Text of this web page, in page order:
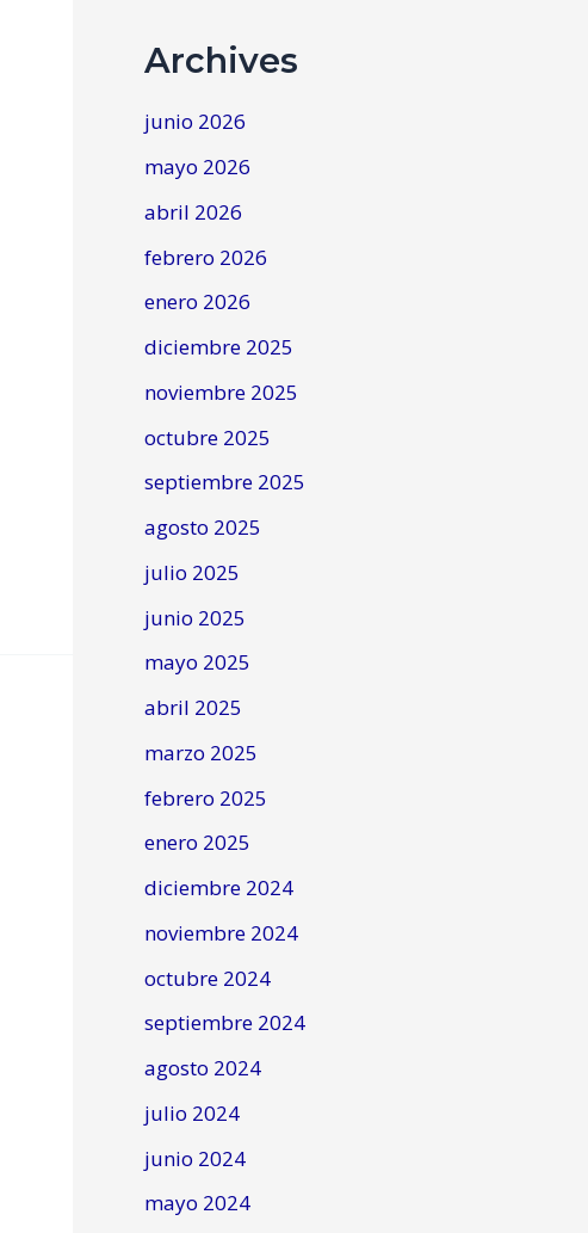
Archives
junio 2026
mayo 2026
abril 2026
febrero 2026
enero 2026
diciembre 2025
noviembre 2025
octubre 2025
septiembre 2025
agosto 2025
julio 2025
junio 2025
mayo 2025
abril 2025
marzo 2025
febrero 2025
enero 2025
diciembre 2024
noviembre 2024
octubre 2024
septiembre 2024
agosto 2024
julio 2024
junio 2024
mayo 2024